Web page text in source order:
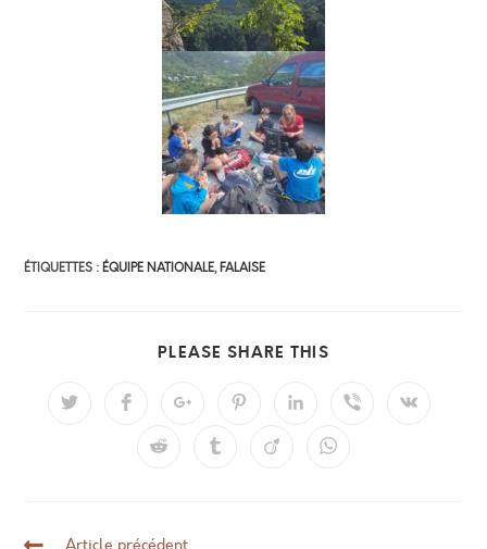
ÉTIQUETTES :ÉQUIPE NATIONALE, FALAISE
PLEASE SHARE THIS